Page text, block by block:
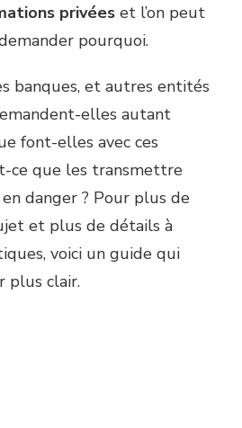
privées et l’on peut
pourquoi.
banques, et autres entités
elles autant
font-elles avec ces
ce que les transmettre
danger ? Pour plus de
et plus de détails à
voici un guide qui
plus clair.